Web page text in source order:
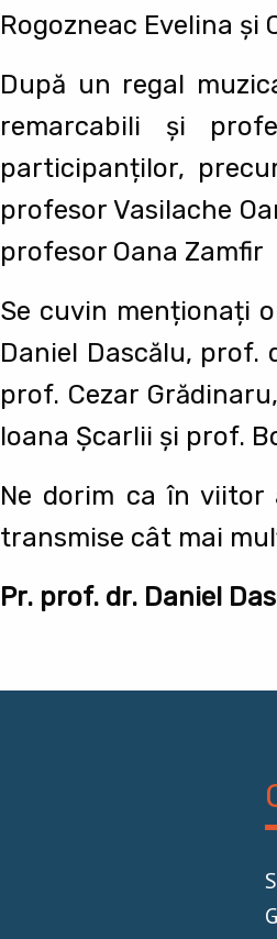
Rogozneac Evelina și
După un regal
remarcabili și
participanților,
profesor Vasilache
profesor Oana
Se cuvin menționați
Daniel Dascălu, prof.
prof. Cezar
Ioana Șcarlii și prof.
Ne dorim ca în
transmise cât mai
Pr. prof. dr. Daniel